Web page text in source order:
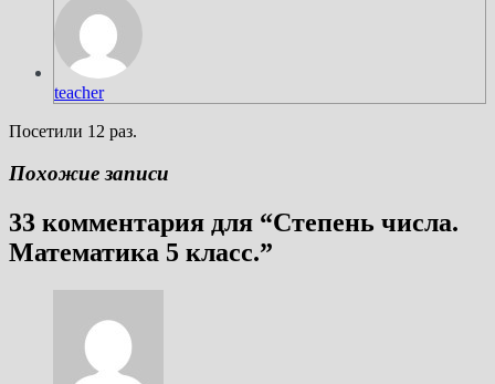
teacher
Посетили 12 раз.
Похожие записи
33 комментария для “Степень числа.
Математика 5 класс.”